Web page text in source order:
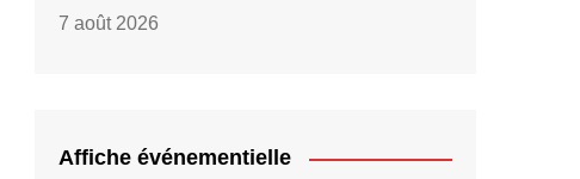
7 août 2026
Affiche événementielle